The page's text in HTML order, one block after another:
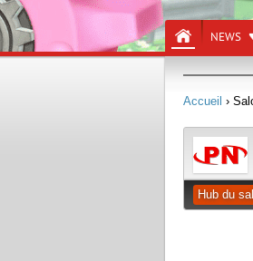
NEWS
Accueil ›
Hub du